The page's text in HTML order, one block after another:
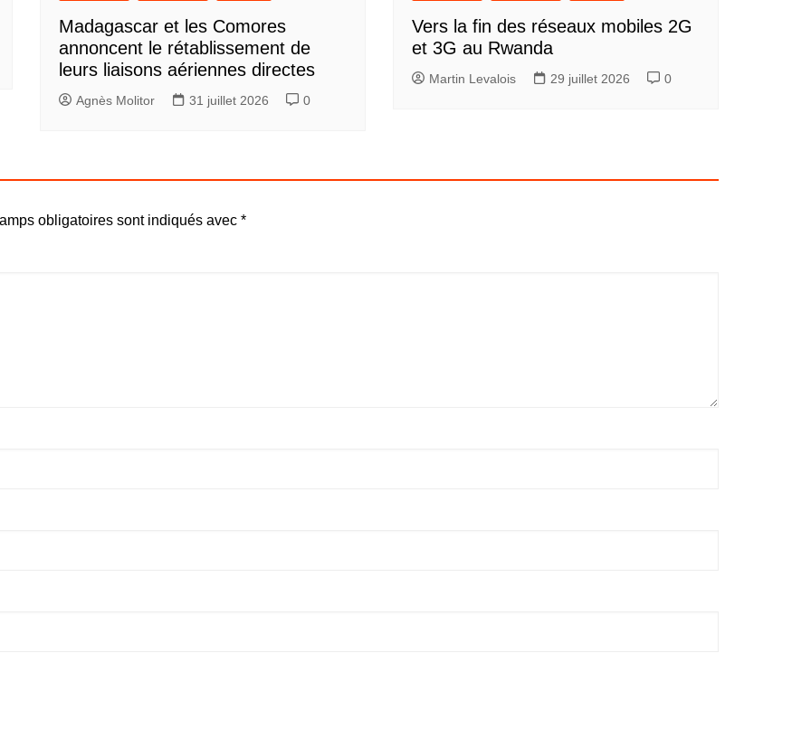
Madagascar et les Comores
annoncent le rétablissement de
leurs liaisons aériennes directes
Agnès Molitor 31 juillet 2026 0
Vers la fin des réseaux mobiles 2G
et 3G au Rwanda
Martin Levalois 29 juillet 2026 0
obligatoires sont indiqués avec *